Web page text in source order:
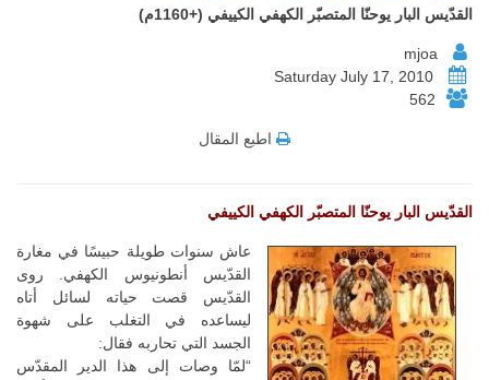
القدّيس البار يوحنّا المتصبّر الكهفي الكييفي (+1160م)
562
اطبع المقال
القدّيس البار يوحنّا المتصبّر الكهفي الكييفي
عاش سنوات طويلة حبيسًا في مغارة
القدّيس أنطونيوس الكهفي. روى
القدّيس قصت حياته لسائل أتاه
ليساعده في التغلب على شهوة
الجسد التي تحاربه فقال:
“لمّا وصات إلى هذا الدير المقدّس